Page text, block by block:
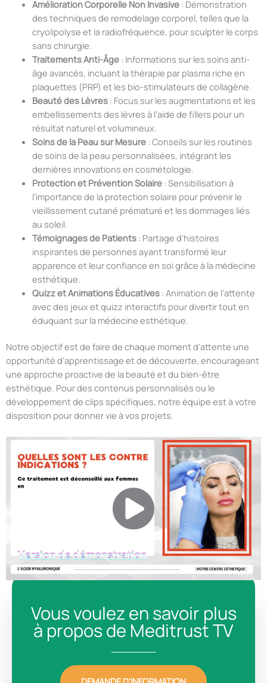
Amélioration Corporelle Non Invasive: Démonstration
des techniques de remodelage corporel, telles que la
cryolipolyse et la radiofréquence, pour sculpter le corps
sans chirurgie.
Traitements Anti-Âge: Informations sur les soins anti-
âge avancés, incluant la thérapie par plasma riche en
plaquettes (PRP) et les bio-stimulateurs de collagène.
Beauté des Lèvres: Focus sur les augmentations et les
embellissements des lèvres à l’aide de fillers pour un
résultat naturel et volumineux.
Soins de la Peau sur Mesure: Conseils sur les routines
de soins de la peau personnalisées, intégrant les
dernières innovations en cosmétologie.
Protection et Prévention Solaire: Sensibilisation à
l’importance de la protection solaire pour prévenir le
vieillissement cutané prématuré et les dommages liés
au soleil.
Témoignages de Patients: Partage d’histoires
inspirantes de personnes ayant transformé leur
apparence et leur confiance en soi grâce à la médecine
esthétique.
Quizz et Animations Éducatives: Animation de l’attente
avec des jeux et quizz interactifs pour divertir tout en
éduquant sur la médecine esthétique.
Notre objectif est de faire de chaque moment d’attente une
opportunité d’apprentissage et de découverte, encourageant
une approche proactive de la beauté et du bien-être
esthétique. Pour des contenus personnalisés ou le
développement de clips spécifiques, notre équipe est à votre
disposition pour donner vie à vos projets.
🚨 Informer vos patients en fonction de l’actualité médicale
nationale: Nos programmes sont renouvelés
quotidiennement, et les messages de santé sont mis à jour
dynamiquement en fonction de l’actualité. Avec 93% des
patients considérant les médias de la salle d’attente comme la
source d’information santé la plus fiable.
Vous voulez en savoir plus
à propos de Meditrust TV